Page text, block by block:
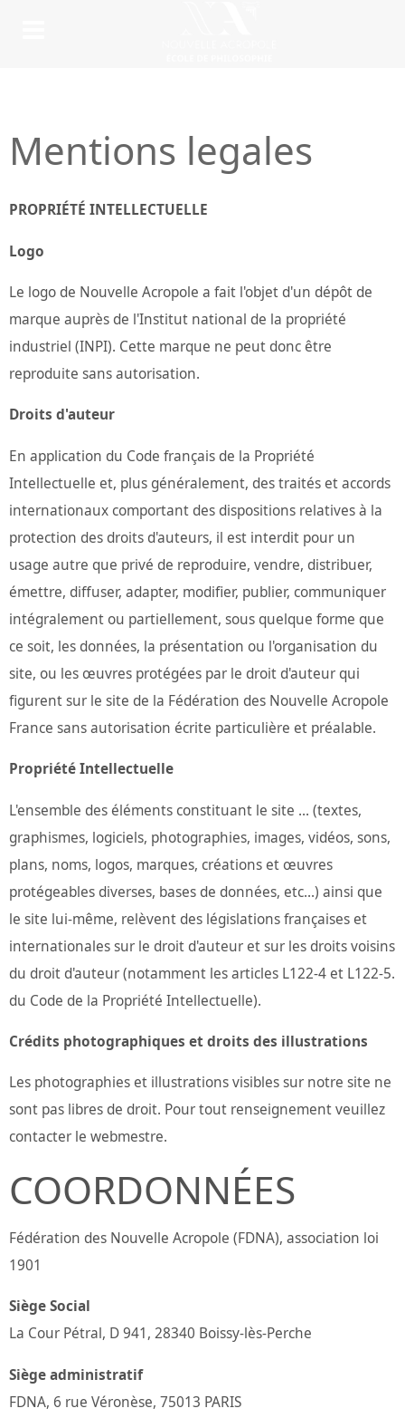
Mentions legales
PROPRIÉTÉ INTELLECTUELLE
Logo
Le logo de Nouvelle Acropole a fait l'objet d'un dépôt de
marque auprès de l'Institut national de la propriété
industriel (INPI). Cette marque ne peut donc être
reproduite sans autorisation.
Droits d'auteur
En application du Code français de la Propriété
Intellectuelle et, plus généralement, des traités et accords
internationaux comportant des dispositions relatives à la
protection des droits d'auteurs, il est interdit pour un
usage autre que privé de reproduire, vendre, distribuer,
émettre, diffuser, adapter, modifier, publier, communiquer
intégralement ou partiellement, sous quelque forme que
ce soit, les données, la présentation ou l'organisation du
site, ou les œuvres protégées par le droit d'auteur qui
figurent sur le site de la Fédération des Nouvelle Acropole
France sans autorisation écrite particulière et préalable.
Propriété Intellectuelle
L'ensemble des éléments constituant le site ... (textes,
graphismes, logiciels, photographies, images, vidéos, sons,
plans, noms, logos, marques, créations et œuvres
protégeables diverses, bases de données, etc...) ainsi que
le site lui-même, relèvent des législations françaises et
internationales sur le droit d'auteur et sur les droits voisins
du droit d'auteur (notamment les articles L122-4 et L122-5.
du Code de la Propriété Intellectuelle).
Crédits photographiques et droits des illustrations
Les photographies et illustrations visibles sur notre site ne
sont pas libres de droit. Pour tout renseignement veuillez
contacter le webmestre.
COORDONNÉES
Fédération des Nouvelle Acropole (FDNA), association loi
1901
Siège Social
La Cour Pétral, D 941, 28340 Boissy-lès-Perche
Siège administratif
FDNA, 6 rue Véronèse, 75013 PARIS